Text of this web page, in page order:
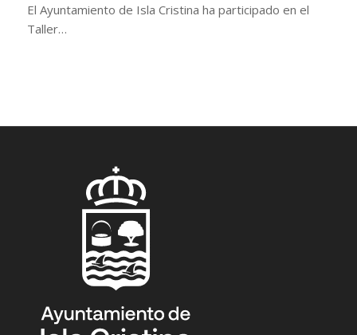
El Ayuntamiento de Isla Cristina ha participado en el
Taller…